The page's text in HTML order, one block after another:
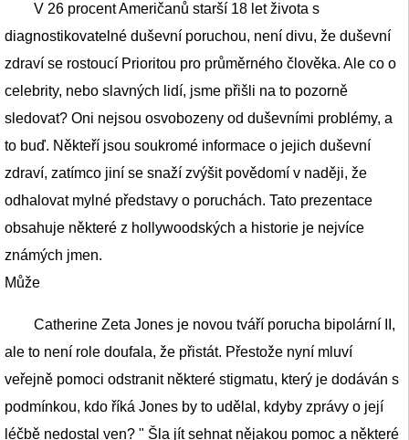
V 26 procent Američanů starší 18 let života s
diagnostikovatelné duševní poruchou, není divu, že duševní
zdraví se rostoucí Prioritou pro průměrného člověka. Ale co o
celebrity, nebo slavných lidí, jsme přišli na to pozorně
sledovat? Oni nejsou osvobozeny od duševními problémy, a
to buď. Někteří jsou soukromé informace o jejich duševní
zdraví, zatímco jiní se snaží zvýšit povědomí v naději, že
odhalovat mylné představy o poruchách. Tato prezentace
obsahuje některé z hollywoodských a historie je nejvíce
známých jmen.
Může
Catherine Zeta Jones je novou tváří porucha bipolární II,
ale to není role doufala, že přistát. Přestože nyní mluví
veřejně pomoci odstranit některé stigmatu, který je dodáván s
podmínkou, kdo říká Jones by to udělal, kdyby zprávy o její
léčbě nedostal ven? " Šla jít sehnat nějakou pomoc a některé